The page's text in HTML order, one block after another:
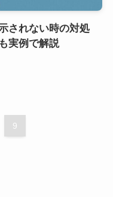
されない時の対処
実例で解説
9